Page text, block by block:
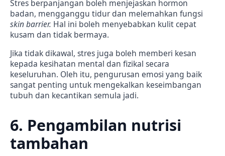
Stres berpanjangan boleh menjejaskan hormon
badan, mengganggu tidur dan melemahkan fungsi
skin barrier. Hal ini boleh menyebabkan kulit cepat
kusam dan tidak bermaya.
Jika tidak dikawal, stres juga boleh memberi kesan
kepada kesihatan mental dan fizikal secara
keseluruhan. Oleh itu, pengurusan emosi yang baik
sangat penting untuk mengekalkan keseimbangan
tubuh dan kecantikan semula jadi.
6. Pengambilan nutrisi
tambahan